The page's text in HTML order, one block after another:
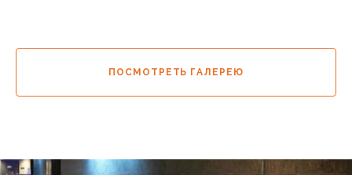
ПОСМОТРЕТЬ ГАЛЕРЕЮ